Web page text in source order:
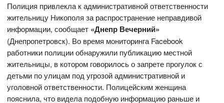
Полиция привлекла к административной ответственности
жительницу Никополя за распространение неправдивой
информации, сообщает «Днепр Вечерний»
(Днепропетровск). Во время мониторинга Facebook
работники полиции обнаружили публикацию местной
жительницы, в котором говорилось о запрете прогулок с
детьми по улицам под угрозой административной и
уголовной ответственности. Полицейским женщина
пояснила, что видела подобную информацию раньше и